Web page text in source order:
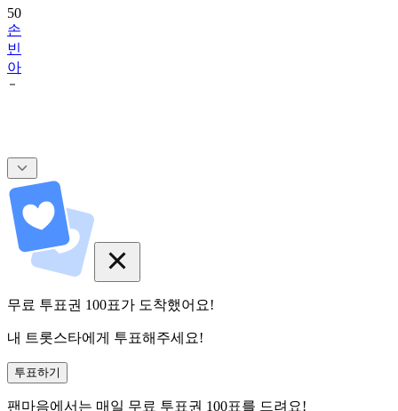
50
손
빈
아
무료 투표권 100표가 도착했어요!
내 트롯스타에게 투표해주세요!
투표하기
팬마음에서는 매일 무료 투표권 100표를 드려요!